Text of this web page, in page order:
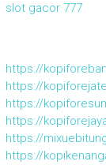
slot gacor 777
https://
https://
https://
https://
https://
https://